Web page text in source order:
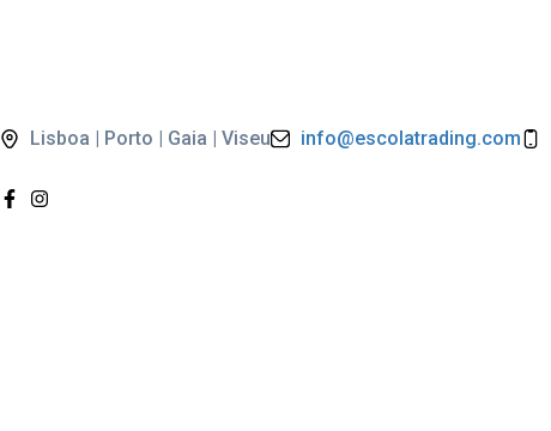
Lisboa | Porto | Gaia | Viseu info@escolatrading.com